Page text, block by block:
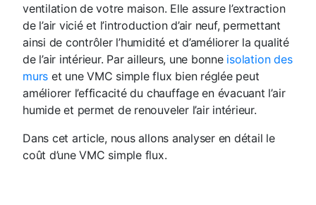
ventilation de votre maison. Elle assure l’extraction
de l’air vicié et l’introduction d’air neuf, permettant
ainsi de contrôler l’humidité et d’améliorer la qualité
de l’air intérieur. Par ailleurs, une bonne isolation des
murs et une VMC simple flux bien réglée peut
améliorer l’efficacité du chauffage en évacuant l’air
humide et permet de renouveler l’air intérieur.
Dans cet article, nous allons analyser en détail le
coût d’une VMC simple flux.